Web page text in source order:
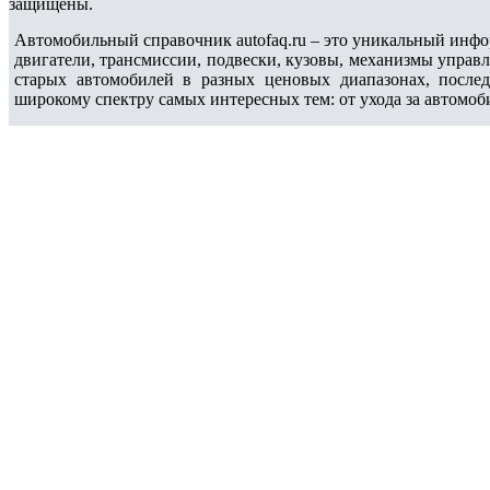
защищены.
Автомобильный справочник autofaq.ru – это уникальный
двигатели, трансмиссии, подвески, кузовы, механизмы
старых автомобилей в разных ценовых диапазонах,
широкому спектру самых интересных тем: от ухода за